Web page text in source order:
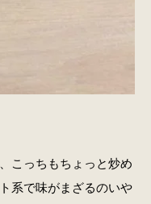
こっちもちょっと炒め
系で味がまざるのいや